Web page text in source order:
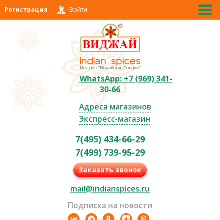
Регистрация Войти
WhatsApp: +7 (969) 341-
30-66
Адреса магазинов
Экспресс-магазин
7(495) 434-66-29
7(499) 739-95-29
Заказать звонок
mail@indianspices.ru
Подписка на новости